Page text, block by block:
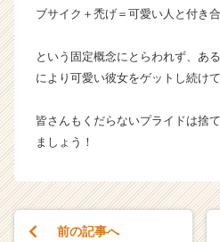
ブサイク＋禿げ＝可愛い人と付き
という固定概念にとらわれず、あ
により可愛い彼女をゲットし続けて
皆さんもくだらないプライドは捨
ましょう！
前の記事へ